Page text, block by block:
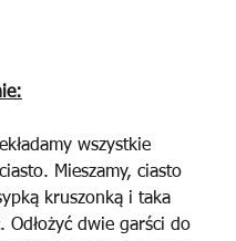
wszystkie
Mieszamy, ciasto
kruszonką i taka
Odłożyć dwie garści do